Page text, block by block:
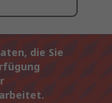
die Sie